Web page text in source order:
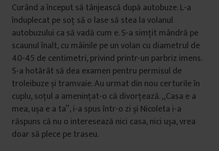
Curând a început să tânjească după autobuze. L-a
înduplecat pe soț să o lase să stea la volanul
autobuzului ca să vadă cum e. S-a simțit mândră pe
scaunul înalt, cu mâinile pe un volan cu diametrul de
40-45 de centimetri, privind printr-un parbriz imens.
S-a hotărât să dea examen pentru permisul de
troleibuze și tramvaie. Au urmat din nou certurile în
cuplu, soțul a amenințat-o că divorțează. „Casa e a
mea, ușa e a ta”, i-a spus într-o zi și Nicoleta i-a
răspuns că nu o interesează nici casa, nici ușa, vrea
doar să plece pe traseu.